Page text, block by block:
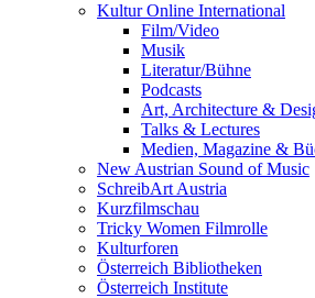
Kultur Online International
Film/Video
Musik
Literatur/Bühne
Podcasts
Art, Architecture &
Talks & Lectures
Medien, Magazine &
New Austrian Sound of Music
SchreibArt Austria
Kurzfilmschau
Tricky Women Filmrolle
Kulturforen
Österreich Bibliotheken
Österreich Institute